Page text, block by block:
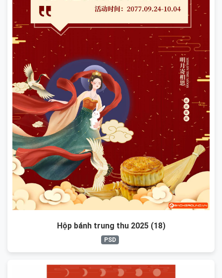
Hộp bánh trung thu 2025 (18)
PSD